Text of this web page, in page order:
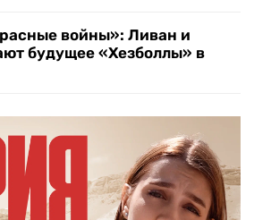
войны»: Ливан и
будущее «Хезболлы» в